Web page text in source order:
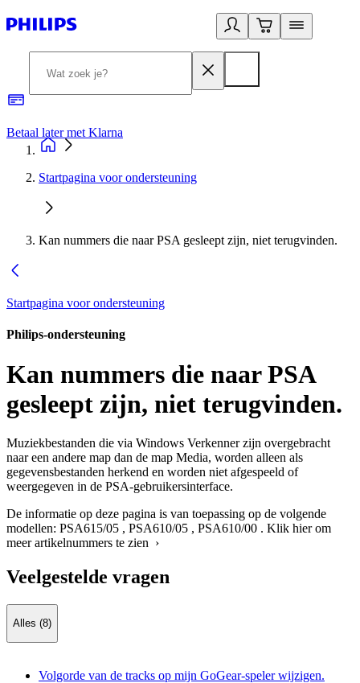
Betaal later met Klarna
Startpagina voor ondersteuning
Kan nummers die naar PSA gesleept zijn, niet terugvinden.
Startpagina voor ondersteuning
Philips-ondersteuning
Kan nummers die naar PSA
gesleept zijn, niet terugvinden.
Muziekbestanden die via Windows Verkenner zijn overgebracht
naar een andere map dan de map Media, worden alleen als
gegevensbestanden herkend en worden niet afgespeeld of
weergegeven in de PSA-gebruikersinterface.
De informatie op deze pagina is van toepassing op de volgende
modellen: PSA615/05 , PSA610/05 , PSA610/00 . Klik hier om
meer artikelnummers te zien ›
Veelgestelde vragen
Alles (8)
Volgorde van de tracks op mijn GoGear-speler wijzigen.